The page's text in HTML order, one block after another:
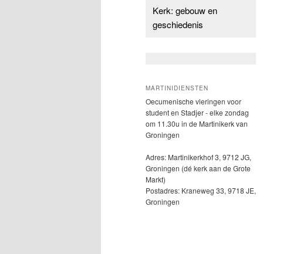
Kerk: gebouw en
geschiedenis
MARTINIDIENSTEN
Oecumenische vieringen voor
student en Stadjer - elke zondag
om 11.30u in de Martinikerk van
Groningen
Adres: Martinikerkhof 3, 9712 JG,
Groningen (dé kerk aan de Grote
Markt)
Postadres: Kraneweg 33, 9718 JE,
Groningen